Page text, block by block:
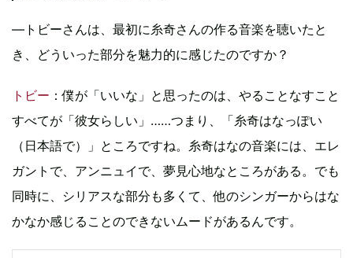
—トビーさんは、最初に糸奇さんの作る音楽を聴いたと
き、どういった部分を魅力的に感じたのですか？
トビー ：僕が「いいな」と思ったのは、やることなすこと
すべてが「彼女らしい」……つまり、「糸奇はなっぽい
（日本語で）」ところですね。糸奇はなの音楽には、エレ
ガントで、アンニュイで、夢見心地なところがある。でも
同時に、シリアスな部分も多くて、他のシンガーからはな
かなか感じることのできないムードがあるんです。